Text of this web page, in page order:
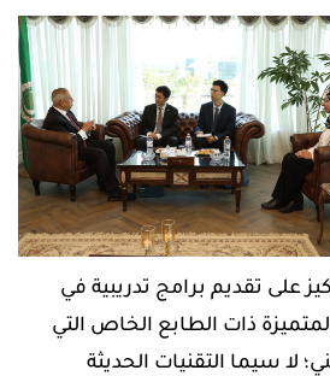
على تقديم برامج تدريبية في
ذات الطابع الخاص التي
لا سيما التقنيات الحديثة